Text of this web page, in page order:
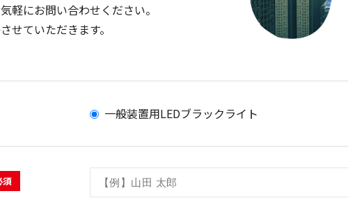
軽にお問い合わせください。
せていただきます。
一般装置用LEDブラックライト
須